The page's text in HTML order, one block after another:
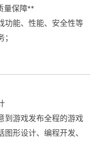
量保障**
功能、性能、安全性等
到游戏发布全程的游戏
图形设计、编程开发、